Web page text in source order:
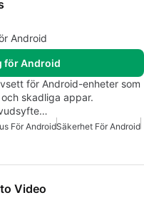
Android
för Android
för Android-enheter som
skadliga appar.
För AndroidSäkerhet För Android
Video